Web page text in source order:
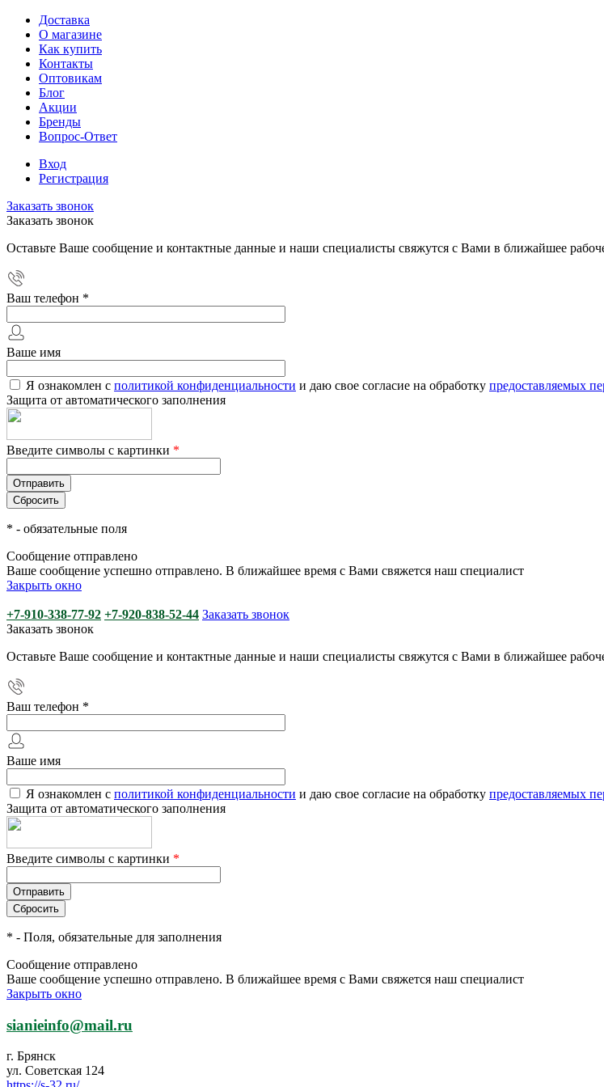
Доставка
О магазине
Как купить
Контакты
Оптовикам
Блог
Акции
Бренды
Вопрос-Ответ
Вход
Регистрация
Заказать звонок
Заказать звонок
Оставьте Ваше сообщение и контактные данные и наши специалисты свяжутся с Вами в ближайшее
Ваш телефон *
Ваше имя
Я ознакомлен с политикой конфиденциальности и даю свое согласие на обработку предоставляемых
Защита от автоматического заполнения
Введите символы с картинки *
* - обязательные поля
Сообщение отправлено
Ваше сообщение успешно отправлено. В ближайшее время с Вами свяжется наш специалист
Закрыть окно
+7-910-338-77-92 +7-920-838-52-44 Заказать звонок
Заказать звонок
Оставьте Ваше сообщение и контактные данные и наши специалисты свяжутся с Вами в ближайшее
Ваш телефон *
Ваше имя
Я ознакомлен с политикой конфиденциальности и даю свое согласие на обработку предоставляемых
Защита от автоматического заполнения
Введите символы с картинки *
* - Поля, обязательные для заполнения
Сообщение отправлено
Ваше сообщение успешно отправлено. В ближайшее время с Вами свяжется наш специалист
Закрыть окно
sianieinfo@mail.ru
г. Брянск
ул. Советская 124